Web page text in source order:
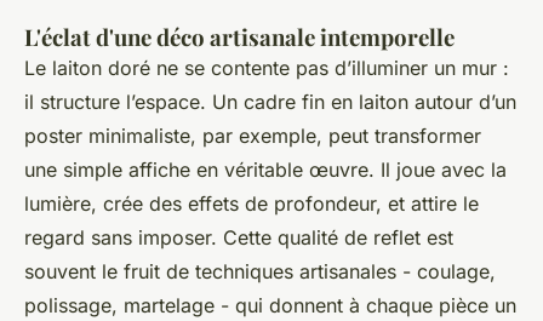
L'éclat d'une déco artisanale intemporelle
Le laiton doré ne se contente pas d’illuminer un mur :
il structure l’espace. Un cadre fin en laiton autour d’un
poster minimaliste, par exemple, peut transformer
une simple affiche en véritable œuvre. Il joue avec la
lumière, crée des effets de profondeur, et attire le
regard sans imposer. Cette qualité de reflet est
souvent le fruit de techniques artisanales - coulage,
polissage, martelage - qui donnent à chaque pièce un